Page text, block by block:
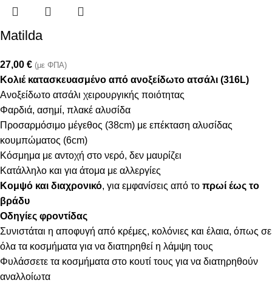
Matilda
27,00 € (με ΦΠΑ)
Κολιέ κατασκευασμένο από ανοξείδωτο ατσάλι (316L)
Ανοξείδωτο ατσάλι χειρουργικής ποιότητας
Φαρδιά, ασημί, πλακέ αλυσίδα
Προσαρμόσιμο μέγεθος (38cm) με επέκταση αλυσίδας
κουμπώματος (6cm)
Κόσμημα με αντοχή στο νερό, δεν μαυρίζει
Κατάλληλο και για άτομα με αλλεργίες
Κομψό και διαχρονικό, για εμφανίσεις από το πρωί έως το
βράδυ
Οδηγίες φροντίδας
Συνιστάται η αποφυγή από κρέμες, κολόνιες και έλαια, όπως σε
όλα τα κοσμήματα για να διατηρηθεί η λάμψη τους
Φυλάσσετε τα κοσμήματα στο κουτί τους για να διατηρηθούν
αναλλοίωτα